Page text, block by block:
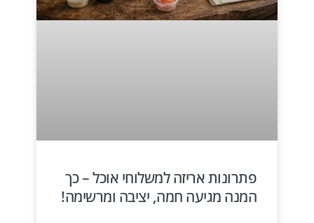
פתרונות אריזה למשלוחי אוכל – כך
המנה מגיעה חמה, יציבה ומרשימה!